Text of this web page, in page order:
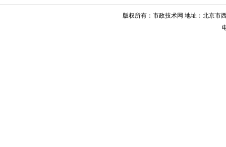
版权所有：市政技术网 地址：北京市